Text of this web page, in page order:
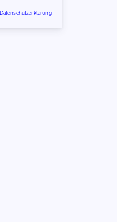
Datenschutzerklärung